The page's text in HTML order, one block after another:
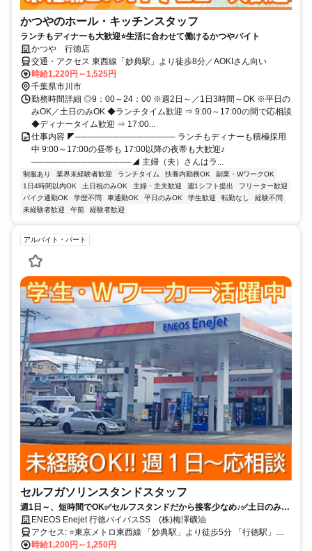
かつやのホール・キッチンスタッフ
ランチもディナーも大歓迎⭐生活に合わせて働けるかつやバイト
かつや 行徳店
交通・アクセス 東西線「妙典駅」より徒歩8分／AOKIさん向い
時給1,220円～1,525円
千葉県市川市
勤務時間詳細 ◎9：00～24：00 ※週2日～／1日3時間～OK ※平日の
みOK／土日のみOK ◆ランチタイム歓迎 ⇒ 9:00～17:00の間で応相談
◆ディナータイム歓迎 ⇒ 17:00...
仕事内容 ◤──────────────── ランチもディナーも積極採用
中 9:00～17:00の昼帯も 17:00以降の夜帯も大歓迎♪
────────────────◢ 主婦（夫）さんはラ...
制服あり 業界未経験者歓迎 ランチタイム 扶養内勤務OK
副業・WワークOK
1日4時間以内OK
土日祝のみOK 主婦・主夫歓迎 週1シフト提出
フリーター歓迎
バイク通勤OK
学歴不問 車通勤OK 平日のみOK 学生歓迎 転勤なし
経験不問
未経験者歓迎
午前 経験者歓迎
アルバイト・パート
セルフガソリンスタンドスタッフ
週1日～、短時間でOK✅セルフスタンドだから接客少なめ♪✅土日のみ
OK！Wワークにも◎✅家庭や学校、予定と両立◎✅未経験大歓迎✅駅徒
歩5分
ENEOS Enejet 行徳バイパスSS (株)梅澤礦油
アクセス: ⭐東京メトロ東西線 「妙典駅」より徒歩5分 「行徳駅」よ
時給1,200円～1,250円